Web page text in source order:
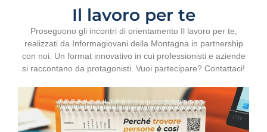
Il lavoro per te
Proseguono gli incontri di orientamento Il lavoro per te,
realizzati da Informagiovani della Montagna in partnership
con noi. Un format innovativo in cui professionisti e aziende
si raccontano da protagonisti. Vuoi partecipare? Contattaci!